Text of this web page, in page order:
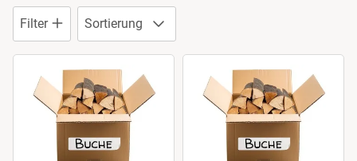
Filter Sortierung
Thüringen